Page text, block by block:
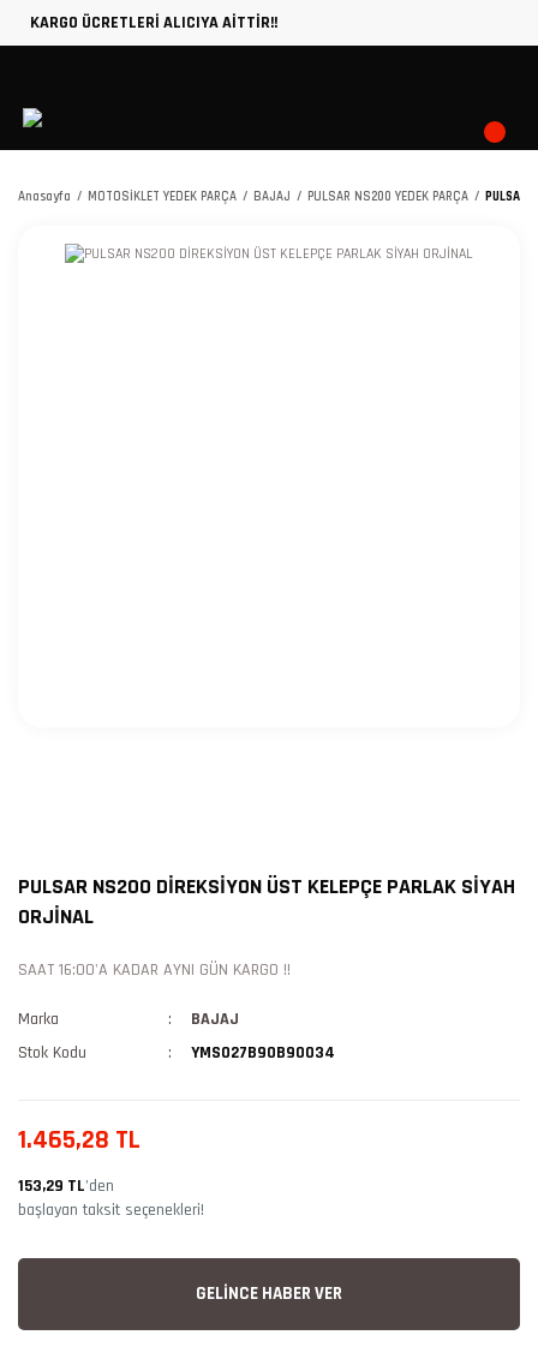
KARGO ÜCRETLERİ ALICIYA AİTTİR!!
Anasayfa MOTOSİKLET YEDEK PARÇA BAJAJ PULSAR NS200 YEDEK PARÇA PULSAR
PULSAR NS200 DİREKSİYON ÜST KELEPÇE PARLAK SİYAH
ORJİNAL
SAAT 16:00'A KADAR AYNI GÜN KARGO !!
Marka
BAJAJ
Stok Kodu
YMS027B90B90034
1.465,28 TL
153,29 TL’den
başlayan taksit seçenekleri!
GELİNCE HABER VER